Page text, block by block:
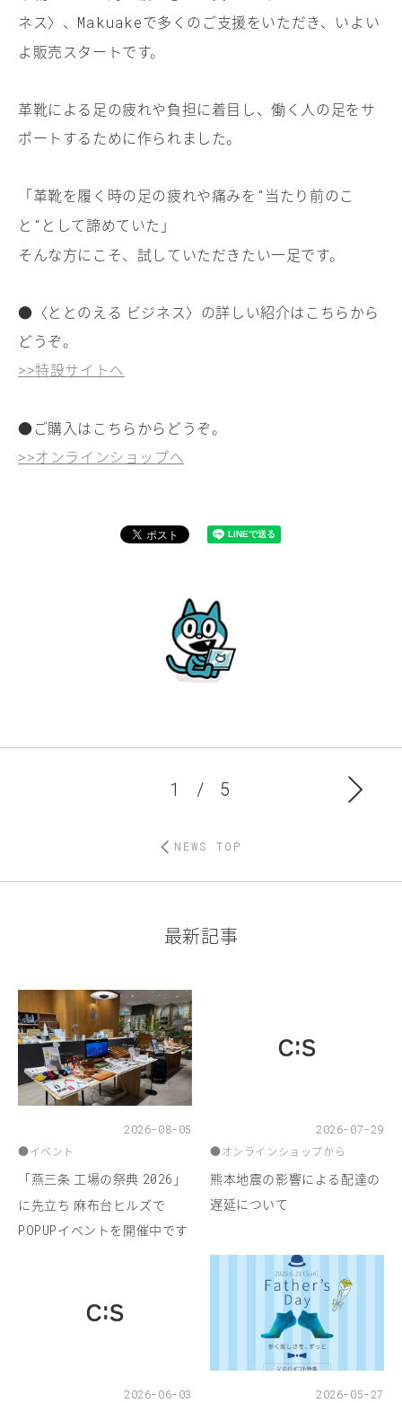
ネス〉、 Makuakeで多くのご支援をいただき、いよい
よ販売スタートです。
革靴による足の疲れや負担に着目し、働く人の足をサ
ポートするために作られました。
「革靴を履く時の足の疲れや痛みを " 当たり前のこ
と " として諦めていた」
そんな方にこそ、試していただきたい一足です。
●〈ととのえる ビジネス〉の詳しい紹介はこちらから
どうぞ。
>>特設サイトへ
●ご購入はこちらからどうぞ。
>>オンラインショップへ
1 / 5
NEWS TOP
最新記事
2026-08-05
●イベント
「燕三条 工場の祭典 2026 」
に先立ち 麻布台ヒルズで
POPUPイベントを開催中です
2026-07-29
●オンラインショップから
熊本地震の影響による配達の
遅延について
2026-06-03 2026-05-27